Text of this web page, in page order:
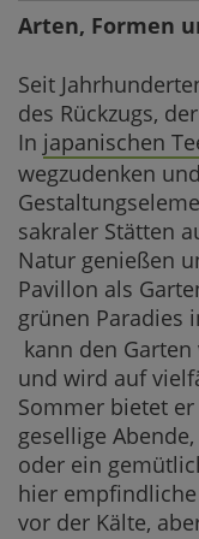
Arten, Formen
Seit
des Rückzugs,
In japanischen
wegzudenken
sakraler Stätten
Natur genießen
Pavillon als
grünen Paradies
kann den
und wird auf
Sommer bietet
gesellige
oder ein
hier
vor der Kälte,